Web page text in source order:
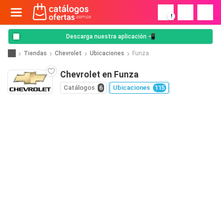
!
Descarga nuestra aplicación 📲
Tiendas Chevrolet Ubicaciones Funza
Chevrolet en Funza
Catálogos 6 Ubicaciones 115